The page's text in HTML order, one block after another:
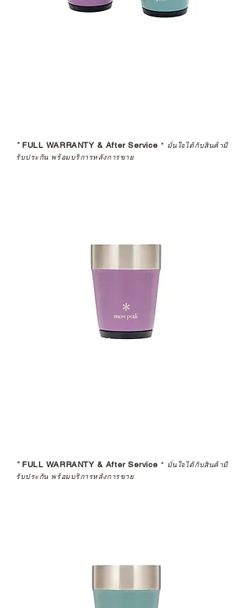
*FULL WARRANTY & After Service * มั่นใจได้กับสินค้ามี
รับประกัน พร้อมบริการหลังการขาย
*FULL WARRANTY & After Service * มั่นใจได้กับสินค้ามี
รับประกัน พร้อมบริการหลังการขาย